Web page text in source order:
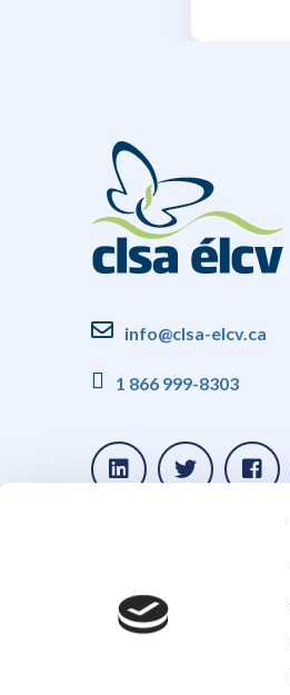
info@clsa-elcv.ca
1 866 999-8303